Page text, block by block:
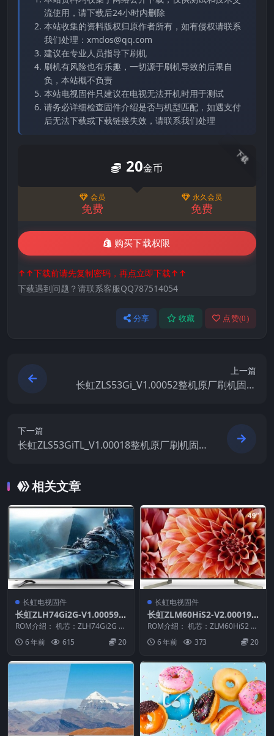
流使用，请下载后24小时内删除
本站收集的资料版权归原作者所有，如有侵权请联系
我们处理：xmdos@qq.com
建议在专业人员指导下刷机
刷机有风险也有乐趣，一切源于刷机导致的后果自
负，本站概不负责
本站电视固件只建议在电视无法开机时用于测试
请务必详细检查固件介绍是否与机型匹配，如遇支付
后无法下载或下载链接失效，请联系我们处理
下载
20金币
会员
免费
永久会员
免费
购买下载权限
↑↑下载前请先复制密码，再点立即下载↑↑
下载遇到问题？请联系客服QQ787514054
分享 收藏 点赞(0)
上一篇
长虹ZLS53Gi_V1.00052整机原厂刷机固件
下一篇
长虹ZLS53GiTL_V1.00018整机原厂刷机固
相关文章
长虹电视固件
长虹ZLH74Gi2G-V1.00059
版本USB整机软件刷机固件下
载
ROM介绍： 机芯：ZLH74Gi2G 固
件版本：V1.00059 适用机型：
请...6 年前 615 20
长虹电视固件
长虹ZLM60HiS2-V2.00019-
20150413版本USB整机软件
刷机固件下载
ROM介绍： 机芯：ZLM60HiS2 固
件版本：V2.00019 适用机型：
请...6 年前 373 20